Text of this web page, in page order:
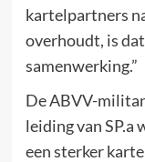
kartelpartners
overhoudt, is
samenwerking.”
De ABVV-
leiding van
een sterker